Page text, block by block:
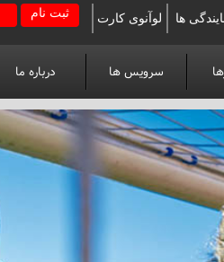
ها لوآنوی کارت ثبت نام
سرویس ها درباره ما